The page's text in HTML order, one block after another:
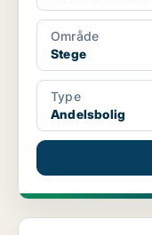
Område
Stege
Type
Andelsbolig
Andelsbolig i Glumsø